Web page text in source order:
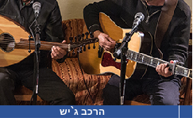
הרכב ג`יש